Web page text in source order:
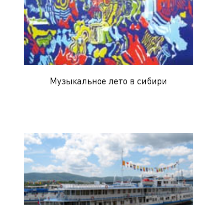
Музыкальное лето в сибири